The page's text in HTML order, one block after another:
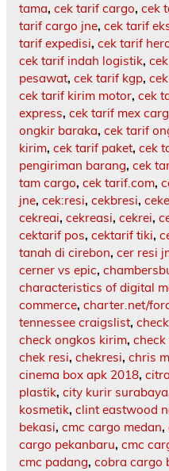
tama, cek tarif cargo, cek
tarif cargo jne, cek tarif
tarif expedisi, cek tarif
cek tarif indah logistik,
pesawat, cek tarif kgp,
cek tarif kirim motor, cek
express, cek tarif mex
ongkir baraka, cek tarif
kirim, cek tarif paket, cek
pengiriman barang, cek
tam cargo, cek tarif.com,
jne, cek:resi, cekbresi,
cekreai, cekreasi, cekrei,
cektarif pos, cektarif tiki,
tanah di cirebon, cer resi
cerner vs epic,
characteristics of digital
commerce, charter.net/
tennessee craigslist,
check ongkos kirim,
chek resi, chekresi, chris
cinema box apk 2018,
plastik, city kurir surabaya
kosmetik, clint eastwood
bekasi, cmc cargo medan,
cargo pekanbaru, cmc
cmc padang, cobra cargo